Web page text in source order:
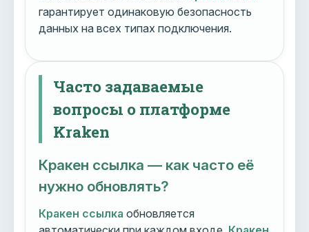
гарантирует одинаковую безопасность
данных на всех типах подключения.
Часто задаваемые
вопросы о платформе
Kraken
Кракен ссылка — как часто её
нужно обновлять?
Кракен ссылка обновляется